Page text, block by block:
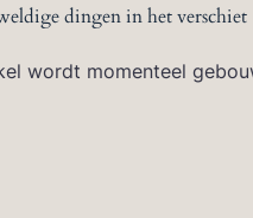
dingen in het verschiet
wordt momenteel